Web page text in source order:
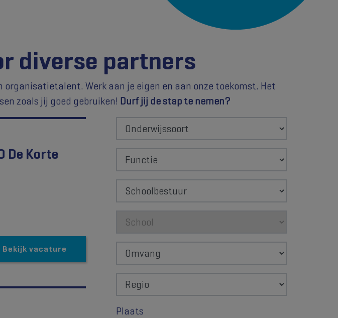
diverse partners
Werk aan je eigen en aan onze toekomst. Het
zoals jij goed gebruiken! Durf jij de stap te nemen?
De Korte
Bekijk vacature
Onderwijssoort
Functie
Schoolbestuur
School
Omvang
Regio
Plaats